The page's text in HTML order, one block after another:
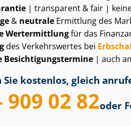
| transparent & fair |
& neutrale Ermittlung des
Wertermittlungfür das
des Verkehrswertes bei
Be­sich­ti­gungs­ter­mi­ne | auch
kostenlos, gleich
909 02 82oder